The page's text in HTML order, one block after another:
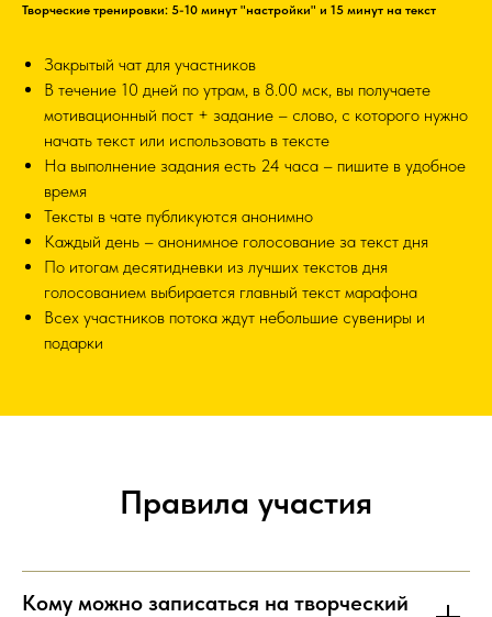
Творческие тренировки: 5-10 минут "настройки" и 15 минут на текст
Закрытый чат для участников
В течение 10 дней по утрам, в 8.00 мск, вы получаете
мотивационный пост + задание – слово, с которого нужно
начать текст или использовать в тексте
На выполнение задания есть 24 часа – пишите в удобное
время
Тексты в чате публикуются анонимно
Каждый день – анонимное голосование за текст дня
По итогам десятидневки из лучших текстов дня
голосованием выбирается главный текст марафона
Всех участников потока ждут небольшие сувениры и
подарки
Правила участия
Кому можно записаться на творческий